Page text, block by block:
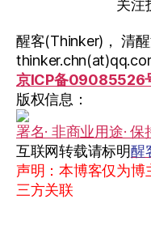
关注
醒客(Thinker)， 清
京ICP备09085526
版权信息：
署名· 非商业用途· 保
互联网转载请标明醒
声明：本博客仅为
三方关联